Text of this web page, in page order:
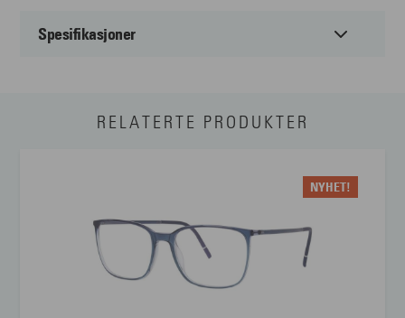
Spesifikasjoner
Blå
RELATERTE PRODUKTER
NYHET!